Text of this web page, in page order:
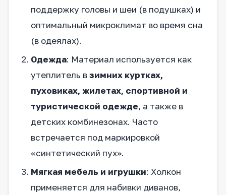
поддержку головы и шеи (в подушках) и
оптимальный микроклимат во время сна
(в одеялах).
Одежда: Материал используется как
утеплитель взимних куртках,
пуховиках, жилетах, спортивной и
туристической одежде, а также в
детских комбинезонах. Часто
встречается под маркировкой
«синтетический пух».
Мягкая мебель и игрушки: Холкон
применяется для набивки диванов,